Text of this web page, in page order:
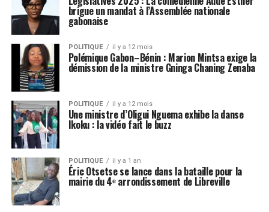
brigue un mandat à l’Assemblée nationale
gabonaise
POLITIQUE il y a 12 mois
Polémique Gabon–Bénin : Marion Mintsa exige la
démission de la ministre Gninga Chaning Zenaba
POLITIQUE il y a 12 mois
Une ministre d’Oligui Nguema exhibe la danse
Ikoku : la vidéo fait le buzz
POLITIQUE il y a 1 an
Éric Otsetse se lance dans la bataille pour la
mairie du 4ᵉ arrondissement de Libreville